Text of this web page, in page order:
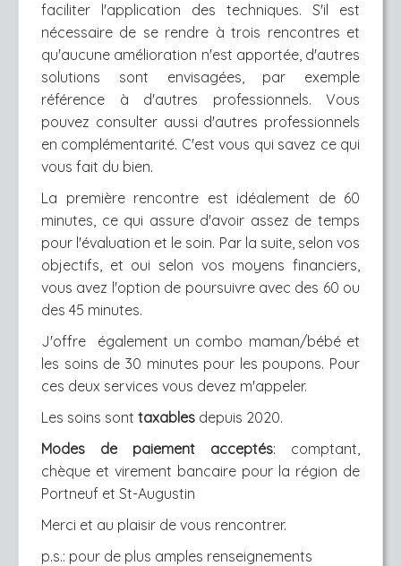
faciliter l'application des techniques. S'il est
nécessaire de se rendre à trois rencontres et
qu'aucune amélioration n'est apportée, d'autres
solutions sont envisagées, par exemple
référence à d'autres professionnels. Vous
pouvez consulter aussi d'autres professionnels
en complémentarité. C'est vous qui savez ce qui
vous fait du bien.
La première rencontre est idéalement de 60
minutes, ce qui assure d'avoir assez de temps
pour l'évaluation et le soin. Par la suite, selon vos
objectifs, et oui selon vos moyens financiers,
vous avez l'option de poursuivre avec des 60 ou
des 45 minutes.
J'offre également un combo maman/bébé et
les soins de 30 minutes pour les poupons. Pour
ces deux services vous devez m'appeler.
Les soins sont taxables depuis 2020.
Modes de paiement acceptés: comptant,
chèque et virement bancaire pour la région de
Portneuf et St-Augustin
Merci et au plaisir de vous rencontrer.
p.s.: pour de plus amples renseignements